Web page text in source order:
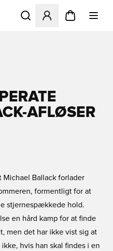
Åbner en Modal til at
AFLØSER
Michael Ballack forlader
formentligt for at
stjernespækkede hold.
en hård kamp for at finde
men det har ikke vist sig at
hvis han skal findes i en